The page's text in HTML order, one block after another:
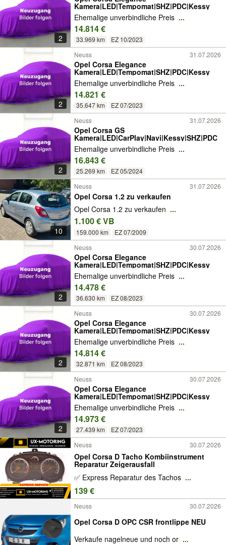
2
Kamera|LED|Tempomat|SHZ|PDC|Kessy
Ehemalige unverbindliche Preis ...
14.814 €
33.969 km EZ 10/2023
2
Neuss 31.07.2026
Opel Corsa Elegance
Kamera|LED|Tempomat|SHZ|PDC|Kessy
Ehemalige unverbindliche Preis ...
14.821 €
35.647 km EZ 07/2023
2
Neuss 31.07.2026
Opel Corsa GS
Kamera|LED|CarPlay|Navi|Kessy|SHZ|PDC
Ehemalige unverbindliche Preis ...
16.843 €
25.269 km EZ 05/2024
10
Neuss 31.07.2026
Opel Corsa 1.2 zu verkaufen
Opel Corsa 1.2 zu verkaufen ...
1.100 € VB
159.000 km EZ 07/2009
2
Neuss 30.07.2026
Opel Corsa Elegance
Kamera|LED|Tempomat|SHZ|PDC|Kessy
Ehemalige unverbindliche Preis ...
14.478 €
36.630 km EZ 08/2023
2
Neuss 30.07.2026
Opel Corsa Elegance
Kamera|LED|Tempomat|SHZ|PDC|Kessy
Ehemalige unverbindliche Preis ...
14.814 €
32.871 km EZ 08/2023
2
Neuss 30.07.2026
Opel Corsa Elegance
Kamera|LED|Tempomat|SHZ|PDC|Kessy
Ehemalige unverbindliche Preis ...
14.973 €
27.439 km
EZ 07/2023
Neuss
30.07.2026
Opel Corsa D Tacho Kombiinstrument
Reparatur Zeigerausfall
✅ Express Reparatur des Tachos ...
139 €
Neuss 30.07.2026
Opel Corsa D OPC CSR frontlippe NEU
Verkaufe nagelneue und noch or ...